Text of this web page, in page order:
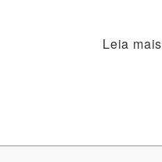
Leia mais